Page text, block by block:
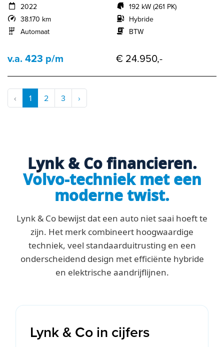
2022
38.170 km
Automaat
192 kW (261 PK)
Hybride
BTW
v.a. 423 p/m € 24.950,-
‹ 1 2 3 ›
Lynk & Co financieren.
Volvo-techniek met een
moderne twist.
Lynk & Co bewijst dat een auto niet saai hoeft te
zijn. Het merk combineert hoogwaardige
techniek, veel standaarduitrusting en een
onderscheidend design met efficiënte hybride
en elektrische aandrijflijnen.
Lynk & Co in cijfers